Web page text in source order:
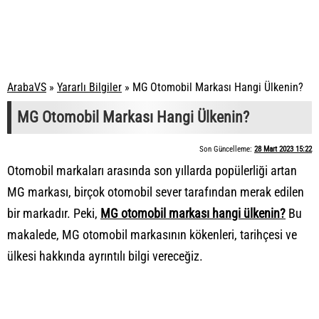
ArabaVS » Yararlı Bilgiler » MG Otomobil Markası Hangi Ülkenin?
MG Otomobil Markası Hangi Ülkenin?
Son Güncelleme: 28 Mart 2023 15:22
Otomobil markaları arasında son yıllarda popülerliği artan
MG markası, birçok otomobil sever tarafından merak edilen
bir markadır. Peki, MG otomobil markası hangi ülkenin? Bu
makalede, MG otomobil markasının kökenleri, tarihçesi ve
ülkesi hakkında ayrıntılı bilgi vereceğiz.